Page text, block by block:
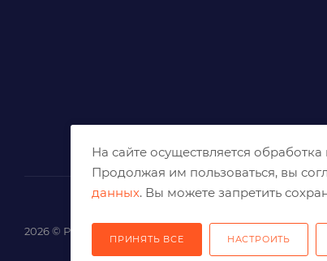
2026 © Решения для эффективного шлифования и реза
На сайте осуществляется
Продолжая им пользоваться, вы
данных. Вы можете запретить
ПРИНЯТЬ ВСЕ НАСТРОИТЬ